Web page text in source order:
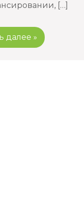
[…]
далее »